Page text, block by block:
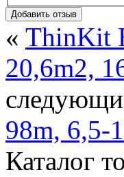
Добавить отзыв
« ThinKit
20,6m2,
98m, 6,5-
Каталог